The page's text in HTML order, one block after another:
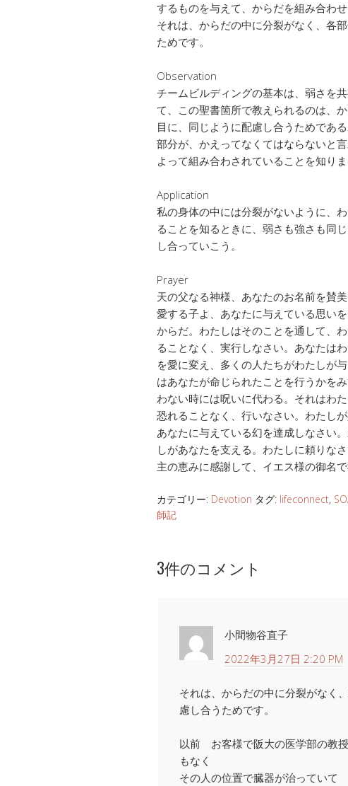
するものを与えて、からだを組み合わせ
それは、からだの中に分裂がなく、各
ためです。
Observation
チームビルディングの基本は、弱さを
て、この聖書箇所で教えられるのは、
目に、同じように配慮し合うためであ
部分が、かえってなくてはならないと
よって組み合わされていることを知りま
Application
私の身体の中には分裂がないように、
ることを知るときに、弱さも強さも同
し合っていこう。
Prayer
天の父なる神様、あなたのお名前を賛美
愛する子よ、あなたに与えている思い
からだ。わたしはそのことを通して、
ることなく、実行しなさい。あなたは
を愛に変え、多くの人たちがわたしが
はあなたが命じられたことを行うかを
わない時には呪いに代わる。それはわ
恐れることなく、行いなさい。わたし
あなたに与えている幻を達成しなさい
しがあなたを支える。わたしに頼りな
主の恵みに感謝して、イエス様の御名
カテゴリー: Devotion タグ: lifeconnect,
師記
3件のコメント
小間物谷直子
2022年3月27日 2:20 PM
それは、からだの中に分裂がなく
慮し合うためです。
以前 お客様で阪大の医学部の教
もなく
その人の位置で臓器が治っていて